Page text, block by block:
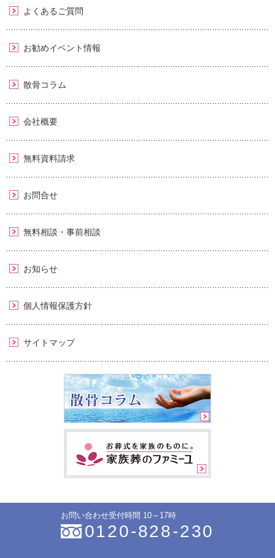
よくあるご質問
お勧めイベント情報
散骨コラム
会社概要
無料資料請求
お問合せ
無料相談・事前相談
お知らせ
個人情報保護方針
サイトマップ
お問い合わせ受付時間 10～17時
0120-828-230